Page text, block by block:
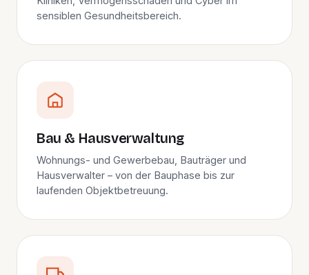
sensiblen Gesundheitsbereich.
Bau & Hausverwaltung
Wohnungs- und Gewerbebau, Bauträger und
Hausverwalter – von der Bauphase bis zur
laufenden Objektbetreuung.